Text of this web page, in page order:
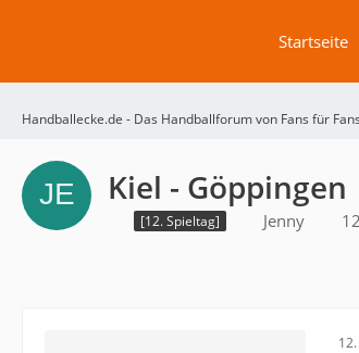
Startseite
Handballecke.de - Das Handballforum von Fans für Fans
Kiel - Göppingen
[12. Spieltag] Jenny